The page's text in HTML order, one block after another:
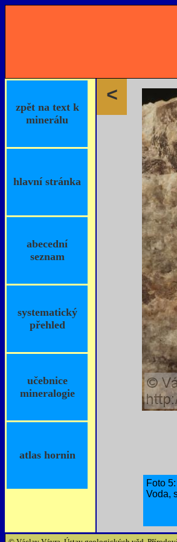
zpět na text k
minerálu
hlavní stránka
abecední
seznam
systematický
přehled
učebnice
mineralogie
atlas hornin
<
Foto
Voda,